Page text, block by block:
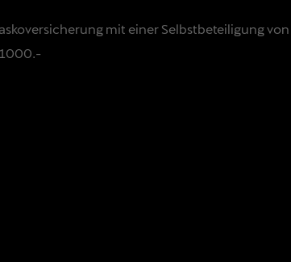
mit einer Selbstbeteiligung von